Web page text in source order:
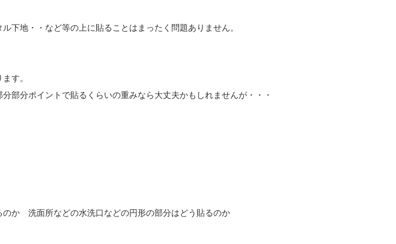
下地・・など等の上に貼ることはまったく問題ありません。
す。
部分ポイントで貼るくらいの重みなら大丈夫かもしれませんが・・・
か 洗面所などの水洗口などの円形の部分はどう貼るのか